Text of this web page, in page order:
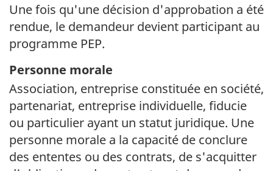
Une fois qu'une décision d'approbation a été
rendue, le demandeur devient participant au
programme PEP.
Personne morale
Association, entreprise constituée en société,
partenariat, entreprise individuelle, fiducie
ou particulier ayant un statut juridique. Une
personne morale a la capacité de conclure
des ententes ou des contrats, de s'acquitter